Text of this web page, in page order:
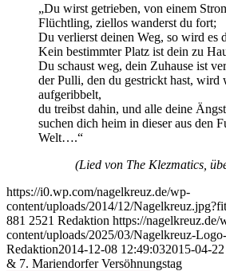
„Du wirst getrieben, von einem
Flüchtling, ziellos wanderst du fort;
Du verlierst deinen Weg, so wird es
Kein bestimmter Platz ist dein zu
Du schaust weg, dein Zuhause ist
der Pulli, den du gestrickt hast, wird
aufgeribbelt,
du treibst dahin, und alle deine
suchen dich heim in dieser aus den
Welt….“
(Lied von The Klezmatics,
https://i0.wp.com/nagelkreuz.de/wp-
content/uploads/2014/12/
881 2521 Redaktion https://nagelkreuz.de/
content/uploads/2025/03/Nagelkreuz-
Redaktion2014-12-08 12:49:032015-04-
& 7. Mariendorfer Versöhnungstag